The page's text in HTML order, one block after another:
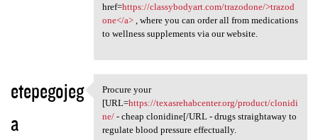
href=https://classybodyart.com/trazodone/>trazod
one</a>, where you can order all from medications
to wellness supplements via our website.
etepegojeg
a
Procure your [URL=https:/
Procure your
[URL=https://texasrehabcenter.org/product/clonidi
ne/- cheap clonidine[/URL - drugs straightaway to
regulate blood pressure effectually.